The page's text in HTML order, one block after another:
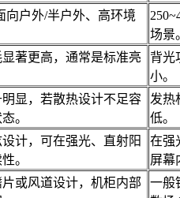
向户外/半户外、高环境
场景
著更高，通常是标准亮
背光
小。
显，若散热设计不足容
。
发热
低。
计，可在强光、直射阳
。
在强
屏幕
或风道设计，机柜内部
一般